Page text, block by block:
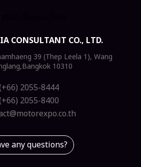
CONSULTANT CO., LTD.
39 (Thep Leela 1), Wang
10310
2055-8444
2055-8400
any questions?